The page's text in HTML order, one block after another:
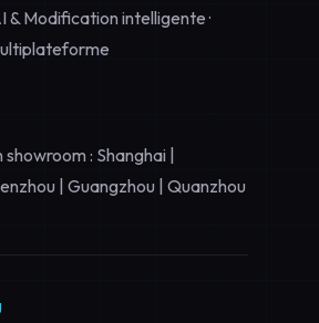
& Modification intelligente ·
: Shanghai |
| Guangzhou | Quanzhou